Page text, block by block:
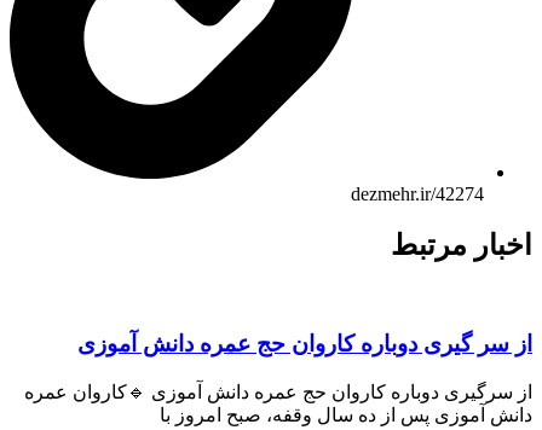
dezmehr.ir/42274
مرتبط
سر گیری دوباره کاروان حج عمره دانش آموزی
سرگیری دوباره کاروان حج عمره دانش آموزی 🔹کاروان عمره
آموزی پس از ده سال وقفه، صبح امروز با